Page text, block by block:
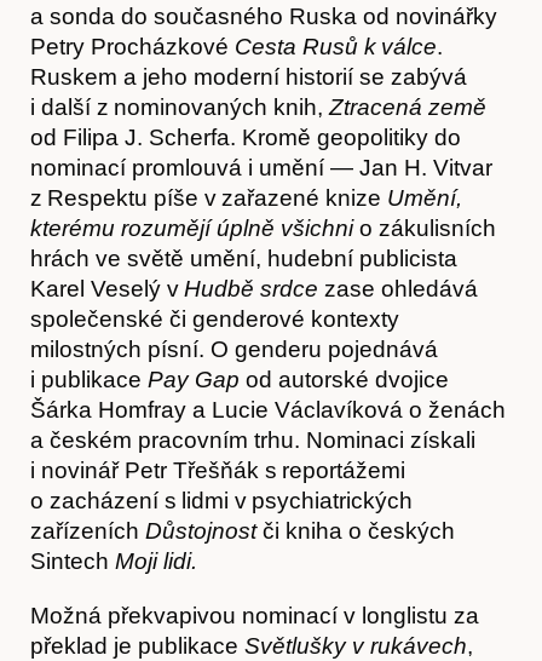
Akce
O nás
a sonda do současného Ruska od novinářky
Petry Procházkové Cesta Rusů k válce.
Ruskem a jeho moderní historií se zabývá
i další z nominovaných knih, Ztracená země
od Filipa J. Scherfa. Kromě geopolitiky do
nominací promlouvá i umění — Jan H. Vitvar
z Respektu píše v zařazené knize Umění,
kterému rozumějí úplně všichnio zákulisních
hrách ve světě umění, hudební publicista
Karel Veselý vHudbě srdce zase ohledává
společenské či genderové kontexty
milostných písní. O genderu pojednává
i publikace Pay Gap od autorské dvojice
Šárka Homfray a Lucie Václavíková o ženách
a českém pracovním trhu. Nominaci získali
i novinář Petr Třešňák s reportážemi
o zacházení s lidmi v psychiatrických
zařízeních Důstojnostči kniha o českých
Sintech Moji lidi.
Možná překvapivou nominací v longlistu za
překlad je publikace Světlušky v rukávech,